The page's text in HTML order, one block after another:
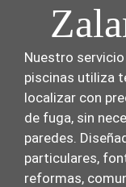
Nuestro
piscinas utiliza
localizar con
de fuga, sin
paredes.
particulares,
reformas,